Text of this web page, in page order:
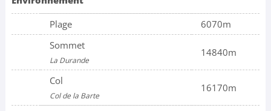
Plage
6070m
Sommet
La Durande
14840m
Col
Col de la Barte
16170m